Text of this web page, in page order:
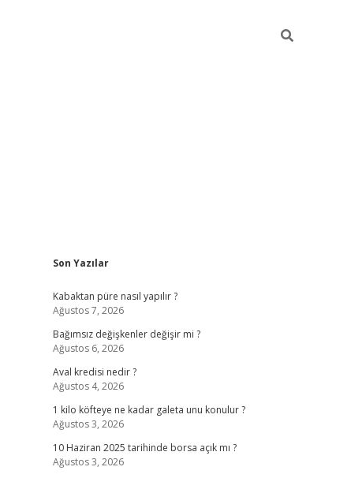
Sidebar
Son Yazılar
Kabaktan püre nasıl yapılır ?
Ağustos 7, 2026
Bağımsız değişkenler değişir mi ?
Ağustos 6, 2026
Aval kredisi nedir ?
Ağustos 4, 2026
1 kilo köfteye ne kadar galeta unu konulur ?
Ağustos 3, 2026
10 Haziran 2025 tarihinde borsa açık mı ?
Ağustos 3, 2026